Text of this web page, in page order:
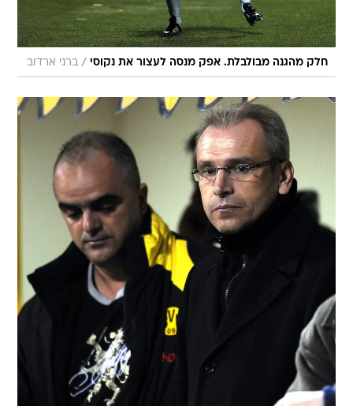
חלק מהגנה מבולבלת. אפק מנסה לעצור את נקוסי / ברני ארדוב